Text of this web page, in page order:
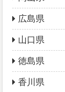
広島県
山口県
徳島県
香川県